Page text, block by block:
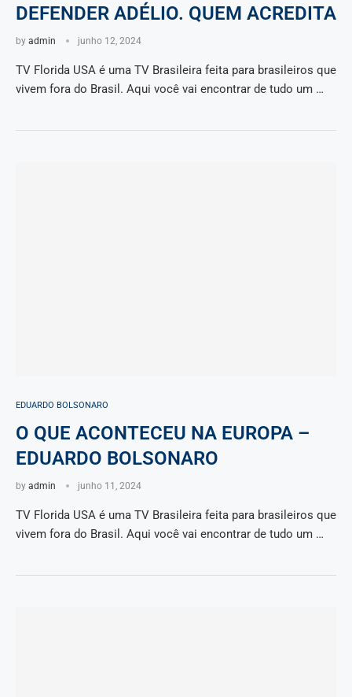
DEFENDER ADÉLIO. QUEM ACREDITA
by admin junho 12, 2024
TV Florida USA é uma TV Brasileira feita para brasileiros que
vivem fora do Brasil. Aqui você vai encontrar de tudo um …
EDUARDO BOLSONARO
O QUE ACONTECEU NA EUROPA –
EDUARDO BOLSONARO
by admin junho 11, 2024
TV Florida USA é uma TV Brasileira feita para brasileiros que
vivem fora do Brasil. Aqui você vai encontrar de tudo um …